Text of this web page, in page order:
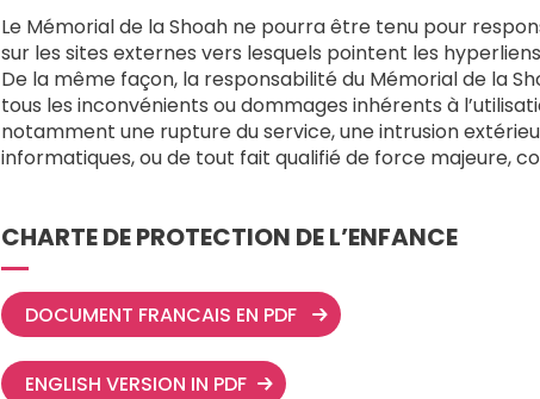
Le Mémorial de la Shoah ne pourra être tenu pour
sur les sites externes vers lesquels pointent les
De la même façon, la responsabilité du Mémorial de la
tous les inconvénients ou dommages inhérents à
notamment une rupture du service, une intrusion
informatiques, ou de tout fait qualifié de force majeure,
CHARTE DE PROTECTION DE L’ENFANCE
DOCUMENT FRANCAIS EN PDF
ENGLISH VERSION IN PDF